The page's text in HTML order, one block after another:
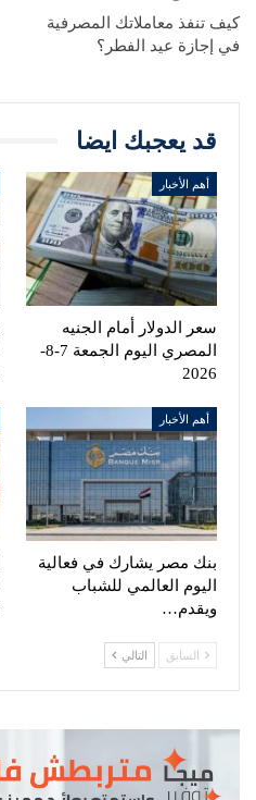
كيف تنفذ معاملاتك المصرفية
في إجازة عيد الفطر؟
قد يعجبك ايضا
أهم الأخبار
سعر الدولار أمام الجنيه
المصري اليوم الجمعة 7-8-
2026
أهم الأخبار
بنك مصر يشارك في فعالية
اليوم العالمي للشباب
ويقدم…
السابق التالي